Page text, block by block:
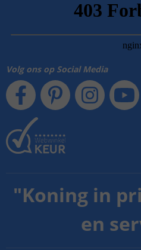
Volg ons op Social Media
"Koning in
en